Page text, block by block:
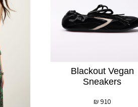
Blackout Vegan
Sneakers
910
₪